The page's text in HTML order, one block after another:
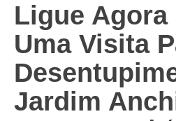
Ligue Agora
Uma Visita
Jardim